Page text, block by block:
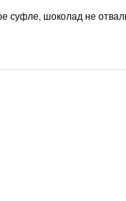
шоколад не